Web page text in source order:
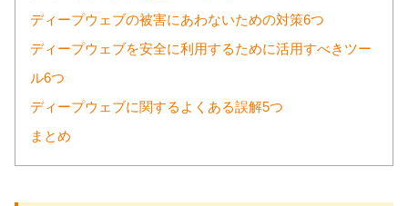
ディープウェブの被害にあわないための対策6つ
ディープウェブを安全に利用するために活用すべきツー
ル6つ
ディープウェブに関するよくある誤解5つ
まとめ